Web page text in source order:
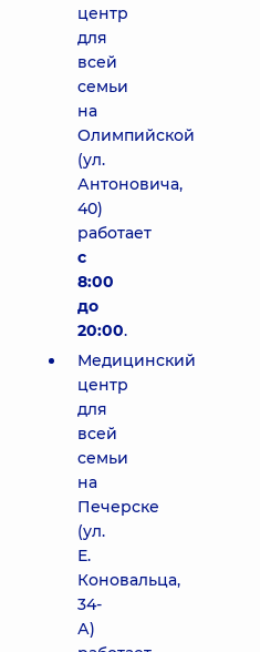
центр
для
всей
семьи
на
Олимпийской
(ул.
Антоновича,
40)
работает
с
8:00
до
20:00.
Медицинский
центр
для
всей
семьи
на
Печерске
(ул.
Е.
Коновальца,
34-
А)